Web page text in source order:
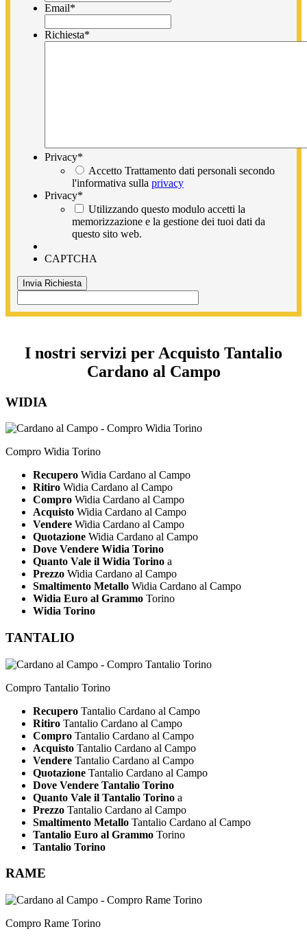
Email*
Richiesta*
Privacy*
Accetto Trattamento dati personali secondo
l'informativa sulla privacy
Privacy*
Utilizzando questo modulo accetti la
memorizzazione e la gestione dei tuoi dati da
questo sito web.
CAPTCHA
I nostri servizi per Acquisto Tantalio
Cardano al Campo
WIDIA
Compro Widia Torino
Recupero Widia Cardano al Campo
Ritiro Widia Cardano al Campo
Compro Widia Cardano al Campo
Acquisto Widia Cardano al Campo
Vendere Widia Cardano al Campo
Quotazione Widia Cardano al Campo
Dove Vendere Widia Torino
Quanto Vale il Widia Torino a
Prezzo Widia Cardano al Campo
Smaltimento Metallo Widia Cardano al Campo
Widia Euro al Grammo Torino
Widia Torino
TANTALIO
Compro Tantalio Torino
Recupero Tantalio Cardano al Campo
Ritiro Tantalio Cardano al Campo
Compro Tantalio Cardano al Campo
Acquisto Tantalio Cardano al Campo
Vendere Tantalio Cardano al Campo
Quotazione Tantalio Cardano al Campo
Dove Vendere Tantalio Torino
Quanto Vale il Tantalio Torino a
Prezzo Tantalio Cardano al Campo
Smaltimento Metallo Tantalio Cardano al Campo
Tantalio Euro al Grammo Torino
Tantalio Torino
RAME
Compro Rame Torino